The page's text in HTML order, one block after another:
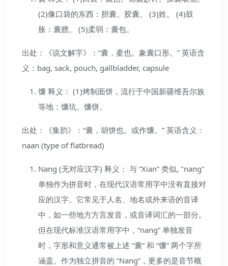
(2)像口袋的东西：胆囊。胶囊。 (3)姓。 (4)鼓
胀：囊膪。 (5)柔弱：囊包。
出处：《说文解字》：“囊，橐也。象囊口形。” 英语含
义：bag, sack, pouch, gallbladder, capsule
馕 释义： (1)烤制面饼，流行于中国新疆维吾尔族
等地：馕坑。馕饼。
出处：《集韵》：“囊，胡饼也。或作馕。” 英语含义：
naan (type of flatbread)
Nang (无对应汉字) 释义： 与 “Xian” 类似, "nang"
单独作为拼音时，在现代汉语常用字中没有直接对
应的汉字。它常见于人名、地名或外来语的音译
中，如一些地方方言发音，或音译词汇的一部分。
但在现代标准汉语常用字中，“nang” 单独发音
时，字形和意义通常被上述 “囊” 和 “馕” 两个字所
涵盖。作为独立拼音的 “Nang”，更多的是音节概